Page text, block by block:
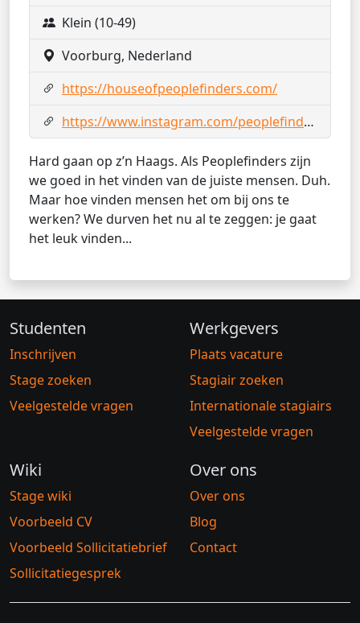
Klein (10-49)
Voorburg, Nederland
https://houseofpeoplefinders.com/
https://www.instagram.com/peoplefindersnl/
Hard gaan op z’n Haags. Als Peoplefinders zijn
we goed in het vinden van de juiste mensen. Duh.
Maar hoe vinden mensen het om bij ons te
werken? We durven het nu al te zeggen: je gaat
het leuk vinden...
Studenten
Inschrijven
Stage zoeken
Veelgestelde vragen
Werkgevers
Plaats vacature
Stagiair zoeken
Internationale stagiairs
Veelgestelde vragen
Wiki
Stage wiki
Voorbeeld CV
Voorbeeld Sollicitatiebrief
Sollicitatiegesprek
Over ons
Over ons
Blog
Contact